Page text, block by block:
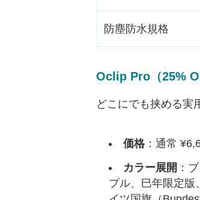
防塵防水規格
Oclip Pro（25%
どこにでも挟める実
価格：通常
カラー展開 ：
プル、巳年限定版